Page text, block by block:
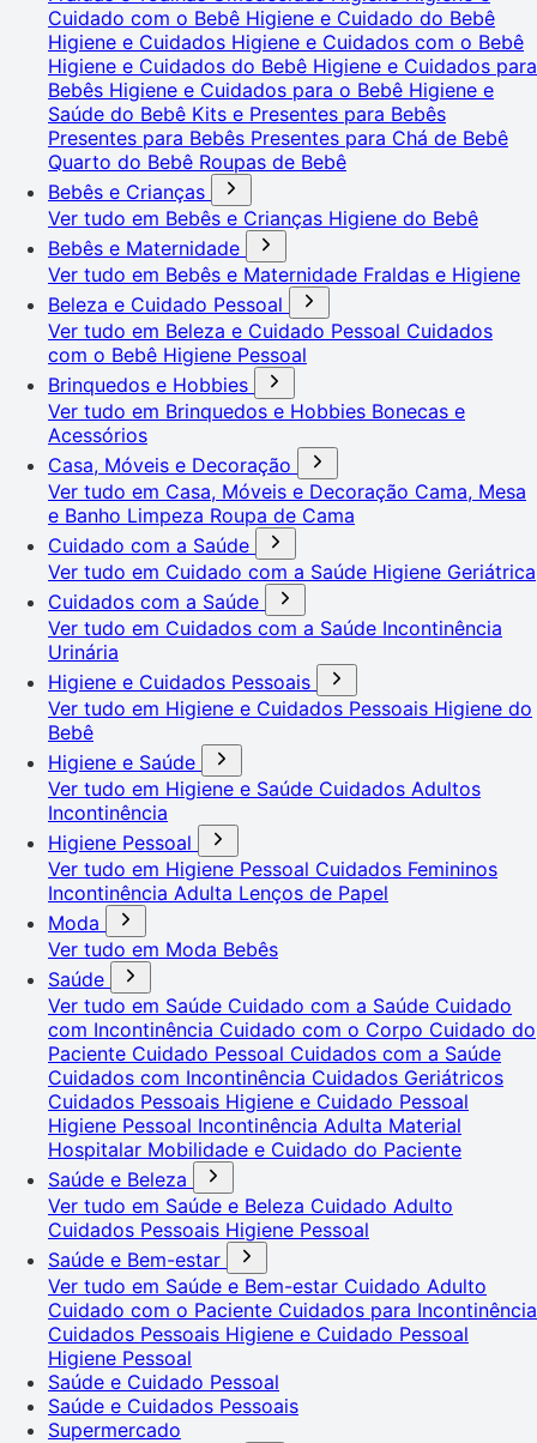
Cuidado com o Bebê Higiene e Cuidado do Bebê
Higiene e Cuidados Higiene e Cuidados com o Bebê
Higiene e Cuidados do Bebê Higiene e Cuidados para
Bebês Higiene e Cuidados para o Bebê Higiene e
Saúde do Bebê Kits e Presentes para Bebês
Presentes para Bebês Presentes para Chá de Bebê
Quarto do Bebê Roupas de Bebê
Bebês e Crianças
Ver tudo em Bebês e Crianças Higiene do Bebê
Bebês e Maternidade
Ver tudo em Bebês e Maternidade Fraldas e Higiene
Beleza e Cuidado Pessoal
Ver tudo em Beleza e Cuidado Pessoal Cuidados
com o Bebê Higiene Pessoal
Brinquedos e Hobbies
Ver tudo em Brinquedos e Hobbies Bonecas e
Acessórios
Casa, Móveis e Decoração
Ver tudo em Casa, Móveis e Decoração Cama, Mesa
e Banho Limpeza Roupa de Cama
Cuidado com a Saúde
Ver tudo em Cuidado com a Saúde Higiene Geriátrica
Cuidados com a Saúde
Ver tudo em Cuidados com a Saúde Incontinência
Urinária
Higiene e Cuidados Pessoais
Ver tudo em Higiene e Cuidados Pessoais Higiene do
Bebê
Higiene e Saúde
Ver tudo em Higiene e Saúde Cuidados Adultos
Incontinência
Higiene Pessoal
Ver tudo em Higiene Pessoal Cuidados Femininos
Incontinência Adulta Lenços de Papel
Moda
Ver tudo em Moda Bebês
Saúde
Ver tudo em Saúde Cuidado com a Saúde Cuidado
com Incontinência Cuidado com o Corpo Cuidado do
Paciente Cuidado Pessoal Cuidados com a Saúde
Cuidados com Incontinência Cuidados Geriátricos
Cuidados Pessoais Higiene e Cuidado Pessoal
Higiene Pessoal Incontinência Adulta Material
Hospitalar Mobilidade e Cuidado do Paciente
Saúde e Beleza
Ver tudo em Saúde e Beleza Cuidado Adulto
Cuidados Pessoais Higiene Pessoal
Saúde e Bem-estar
Ver tudo em Saúde e Bem-estar Cuidado Adulto
Cuidado com o Paciente Cuidados para Incontinência
Cuidados Pessoais Higiene e Cuidado Pessoal
Higiene Pessoal
Saúde e Cuidado Pessoal
Saúde e Cuidados Pessoais
Supermercado